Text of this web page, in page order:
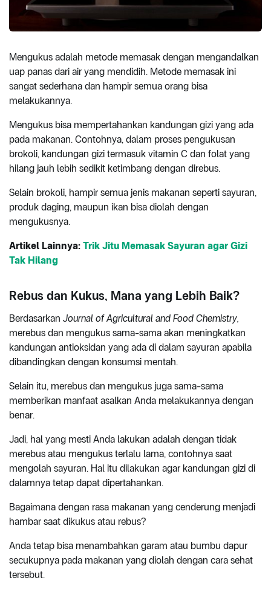
Mengukus adalah metode memasak dengan mengandalkan
uap panas dari air yang mendidih. Metode memasak ini
sangat sederhana dan hampir semua orang bisa
melakukannya.
Mengukus bisa mempertahankan kandungan gizi yang ada
pada makanan. Contohnya, dalam proses pengukusan
brokoli, kandungan gizi termasuk vitamin C dan folat yang
hilang jauh lebih sedikit ketimbang dengan direbus.
Selain brokoli, hampir semua jenis makanan seperti sayuran,
produk daging, maupun ikan bisa diolah dengan
mengukusnya.
Artikel Lainnya: Trik Jitu Memasak Sayuran agar Gizi
Tak Hilang
Rebus dan Kukus, Mana yang Lebih Baik?
Berdasarkan Journal of Agricultural and Food Chemistry,
merebus dan mengukus sama-sama akan meningkatkan
kandungan antioksidan yang ada di dalam sayuran apabila
dibandingkan dengan konsumsi mentah.
Selain itu, merebus dan mengukus juga sama-sama
memberikan manfaat asalkan Anda melakukannya dengan
benar.
Jadi, hal yang mesti Anda lakukan adalah dengan tidak
merebus atau mengukus terlalu lama, contohnya saat
mengolah sayuran. Hal itu dilakukan agar kandungan gizi di
dalamnya tetap dapat dipertahankan.
Bagaimana dengan rasa makanan yang cenderung menjadi
hambar saat dikukus atau rebus?
Anda tetap bisa menambahkan garam atau bumbu dapur
secukupnya pada makanan yang diolah dengan cara sehat
tersebut.